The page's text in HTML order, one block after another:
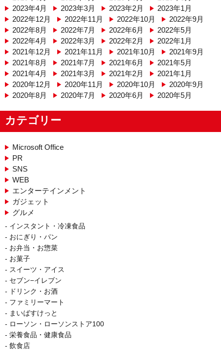
2023年4月
2023年3月 2023年2月
2023年1月
2022年12月
2022年11月 2022年10月
2022年9月
2022年8月
2022年7月 2022年6月
2022年5月
2022年4月
2022年3月 2022年2月
2022年1月
2021年12月
2021年11月 2021年10月
2021年9月
2021年8月
2021年7月 2021年6月
2021年5月
2021年4月
2021年3月 2021年2月
2021年1月
2020年12月
2020年11月 2020年10月
2020年9月
2020年8月
2020年7月 2020年6月 2020年5月
カテゴリー
Microsoft Office
PR
SNS
WEB
エンターテインメント
ガジェット
グルメ
インスタント・冷凍食品
おにぎり・パン
お弁当・お惣菜
お菓子
スイーツ・アイス
セブン−イレブン
ドリンク・お酒
ファミリーマート
まいばすけっと
ローソン・ローソンストア100
栄養食品・健康食品
飲食店